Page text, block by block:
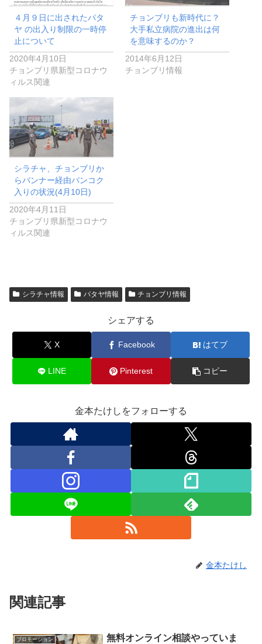
４月９日に出されたパタ
ヤ の出入り制限の一時停
止について
2020年4月10日
チョンブリ県新型コロナウ
ィルス関連
チョンブリも新時代に？
大手私立病院の進出は何
を意味するのか？
2014年6月12日
チョンブリ情報
シラチャ、チョンブリか
らバンナー経由バンコク
入りの状況(4月10日)
2020年4月11日
チョンブリ県新型コロナウ
ィルス関連
シラチャ情報 パタヤ情報 チョンブリ情報
シェアする
X Facebook はてブ
LINE Pinterest コピー
金本たけしをフォローする
金本たけし
関連記事
プロモーション
無料オンライン相談やっていま